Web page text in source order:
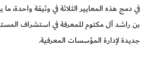
في دمج هذه المعايير الثلاثة في وثيقة واحدة،
بن راشد آل مكتوم للمعرفة في استشراف
جديدة لإدارة المؤسسات المعرفية.